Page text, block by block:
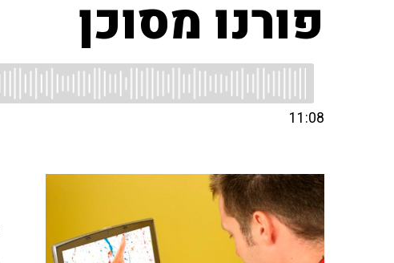
פורנו מסוכן
11:08